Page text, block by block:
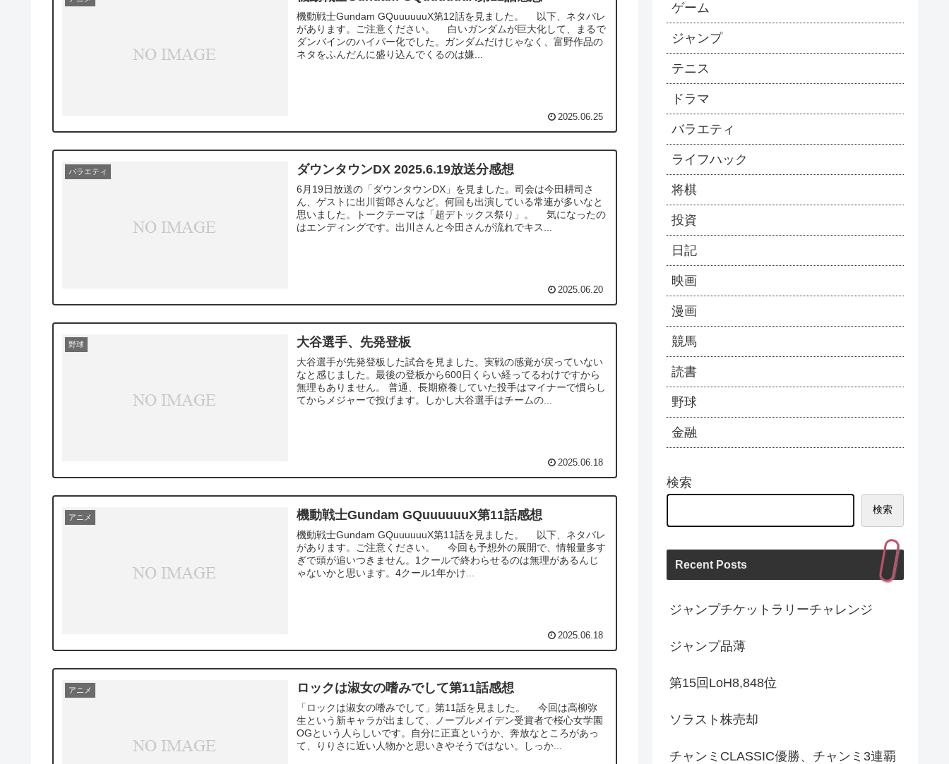
機動戦士Gundam GQuuuuuuX第12話を見ました。 以下、ネタバレ
があります。ご注意ください。 白いガンダムが巨大化して、まるで
ダンバインのハイパー化でした。ガンダムだけじゃなく、富野作品の
ネタをふんだんに盛り込んでくるのは嫌...
2025.06.25
バラエティ ダウンタウンDX 2025.6.19放送分感想
6月19日放送の「ダウンタウンDX」を見ました。司会は今田耕司さ
ん、ゲストに出川哲郎さんなど。何回も出演している常連が多いなと
思いました。トークテーマは「超デトックス祭り」。 気になったの
はエンディングです。出川さんと今田さんが流れでキス...
2025.06.20
野球 大谷選手、先発登板
大谷選手が先発登板した試合を見ました。実戦の感覚が戻っていない
なと感じました。最後の登板から600日くらい経ってるわけですから
無理もありません。 普通、長期療養していた投手はマイナーで慣らし
てからメジャーで投げます。しかし大谷選手はチームの...
2025.06.18
アニメ 機動戦士Gundam GQuuuuuuX第11話感想
機動戦士Gundam GQuuuuuuX第11話を見ました。 以下、ネタバレ
があります。ご注意ください。 今回も予想外の展開で、情報量多す
ぎで頭が追いつきません。1クールで終わらせるのは無理があるんじ
ゃないかと思います。4クール1年かけ...
2025.06.18
アニメ ロックは淑女の嗜みでして第11話感想
「ロックは淑女の嗜みでして」第11話を見ました。 今回は高柳弥
生という新キャラが出まして、ノーブルメイデン受賞者で桜心女学園
OGという人らしいです。自分に正直というか、奔放なところがあっ
て、りりさに近い人物かと思いきやそうではない。しっか...
ゲーム
ジャンプ
テニス
ドラマ
バラエティ
ライフハック
将棋
投資
日記
映画
漫画
競馬
読書
野球
金融
検索
検索
Recent Posts
ジャンプチケットラリーチャレンジ
ジャンプ品薄
第15回LoH8,848位
ソラスト株売却
チャンミCLASSIC優勝、チャンミ3連覇